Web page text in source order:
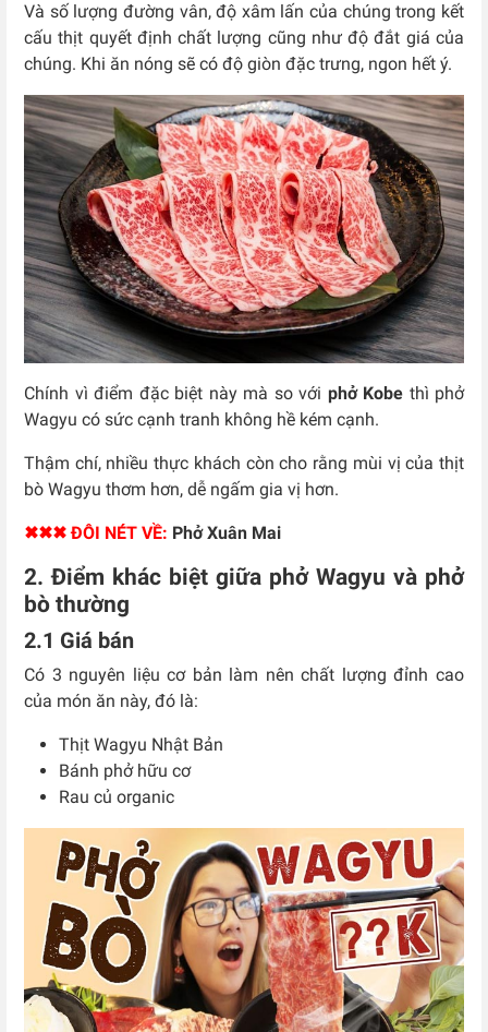
Và số lượng đường vân, độ xâm lấn của chúng trong kết
cấu thịt quyết định chất lượng cũng như độ đắt giá của
chúng. Khi ăn nóng sẽ có độ giòn đặc trưng, ngon hết ý.
Chính vì điểm đặc biệt này mà so với phở Kobe thì phở
Wagyu có sức cạnh tranh không hề kém cạnh.
Thậm chí, nhiều thực khách còn cho rằng mùi vị của thịt
bò Wagyu thơm hơn, dễ ngấm gia vị hơn.
✖✖✖ ĐÔI NÉT VỀ: Phở Xuân Mai
2. Điểm khác biệt giữa phở Wagyu và phở
bò thường
2.1 Giá bán
Có 3 nguyên liệu cơ bản làm nên chất lượng đỉnh cao
của món ăn này, đó là:
Thịt Wagyu Nhật Bản
Bánh phở hữu cơ
Rau củ organic